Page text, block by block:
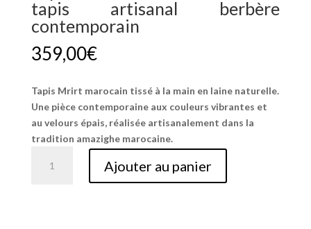
tapis artisanal berbère
contemporain
359,00€
Tapis Mrirt marocain tissé à la main en laine naturelle.
Une pièce contemporaine aux couleurs vibrantes et
au velours épais, réalisée artisanalement dans la
tradition amazighe marocaine.
Ajouter au panier